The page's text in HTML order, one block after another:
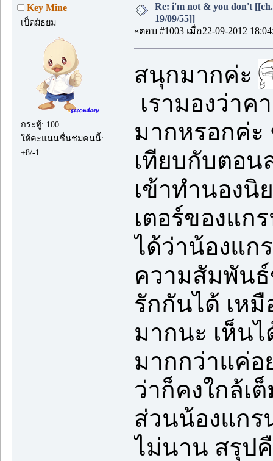
Key Mine
เป็ดมัธยม
กระทู้: 100
ให้คะแนนชื่นชมคนนี้:
+8/-1
Re: i'm not & you don't
19/09/55]]
«ตอบ #1003 เมื่อ22-09-2012
สนุกมากค่ะ
เรามองว่า
มากหรอกค่ะ
เทียบกับตอน
เข้าทำนองนิ
เตอร์ของแก
ได้ว่าน้องแก
ความสัมพันธ์
รักกันได้ เห
มากนะ เห็น
มากกว่าแค่อ
ว่าก็คงใกล้เ
ส่วนน้องแกร
ไม่นาน สรุป